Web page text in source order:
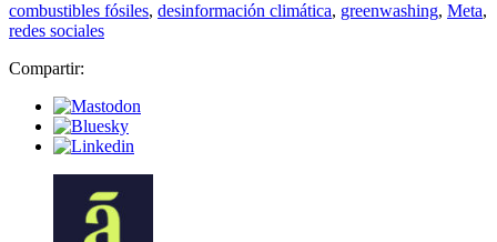
combustibles fósiles, desinformación climática, greenwashing, Meta,
redes sociales
Compartir: